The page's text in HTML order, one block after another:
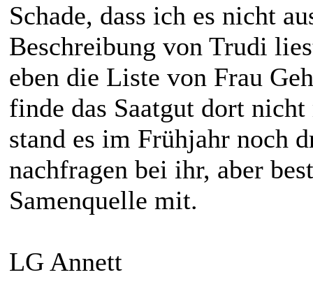
Schade, dass ich es nicht
Beschreibung von Trudi
eben die Liste von Frau
finde das Saatgut dort
stand es im Frühjahr noch
nachfragen bei ihr, aber
Samenquelle mit.
LG Annett